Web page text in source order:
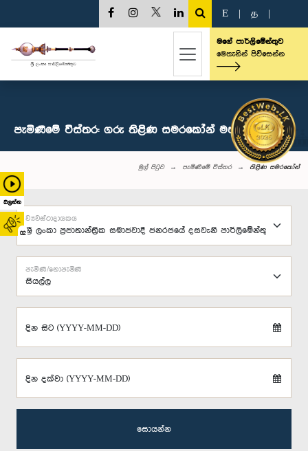
බලන්න
02
E த
මගේ පාර්ලිමේන්තුව
මෙතැනින් පිවිසෙන්න
පැමිණීමේ විස්තර: ගරු තිළිණ සමරකෝන් මහතා, පා.ම.
මුල් පිටුව පැමිණීමේ විස්තර තිළිණ සමරකෝන්
ව්‍යවස්ථාදායකය
පැමිණි/නොපැමිණි
දින සිට (YYYY-MM-DD)
දින දක්වා (YYYY-MM-DD)
සොයන්න